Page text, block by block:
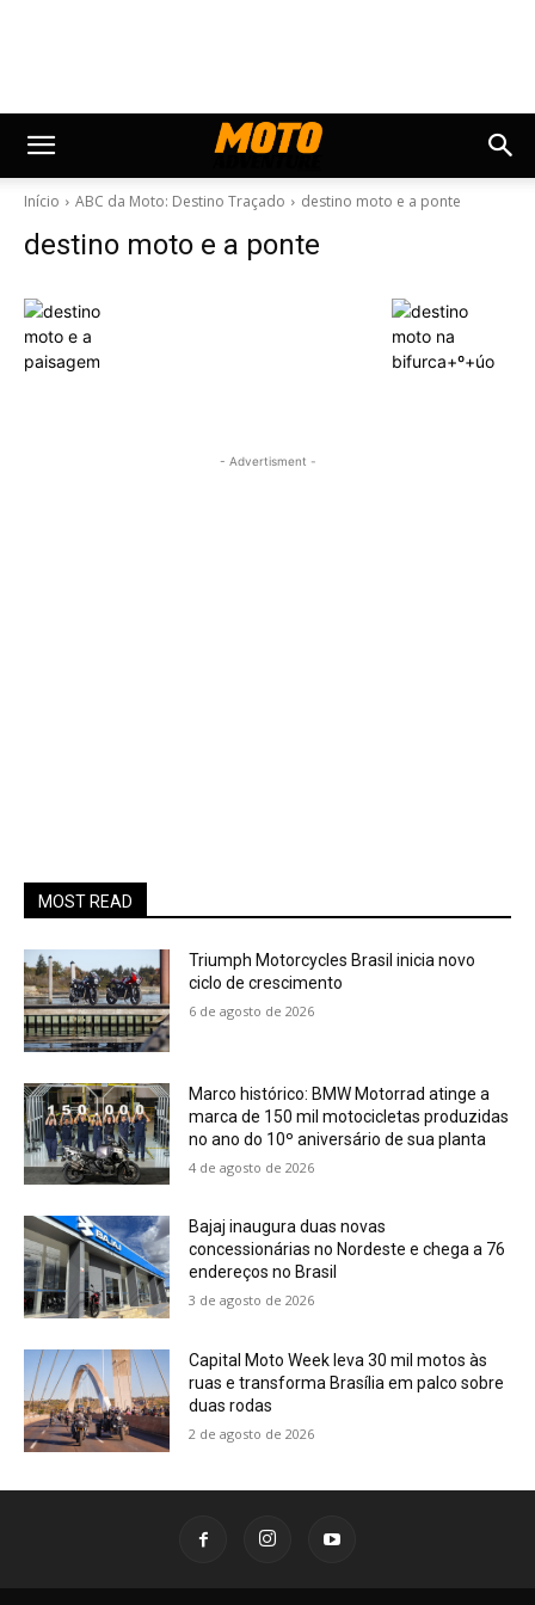
Início ABC da Moto: Destino Traçado destino moto e a ponte
destino moto e a ponte
- Advertisment -
MOST READ
Triumph Motorcycles Brasil inicia novo
ciclo de crescimento
6 de agosto de 2026
Marco histórico: BMW Motorrad atinge a
marca de 150 mil motocicletas produzidas
no ano do 10º aniversário de sua planta
4 de agosto de 2026
Bajaj inaugura duas novas
concessionárias no Nordeste e chega a 76
endereços no Brasil
3 de agosto de 2026
Capital Moto Week leva 30 mil motos às
ruas e transforma Brasília em palco sobre
duas rodas
2 de agosto de 2026